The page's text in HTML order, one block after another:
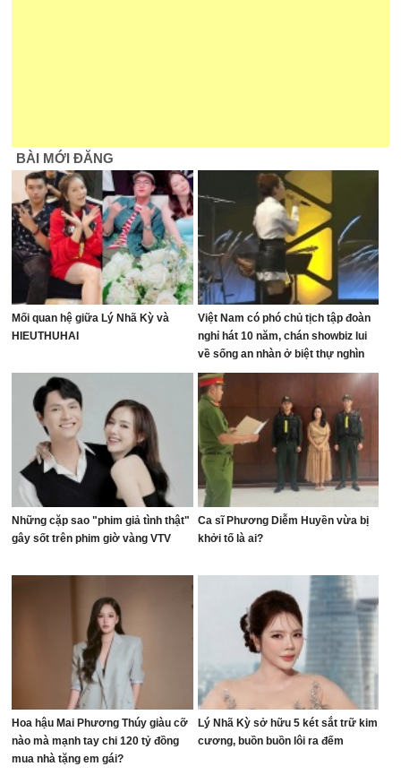
BÀI MỚI ĐĂNG
Mối quan hệ giữa Lý Nhã Kỳ và
HIEUTHUHAI
Việt Nam có phó chủ tịch tập đoàn
nghỉ hát 10 năm, chán showbiz lui
về sống an nhàn ở biệt thự nghìn
mét vuông
Những cặp sao "phim giả tình thật"
gây sốt trên phim giờ vàng VTV
Ca sĩ Phương Diễm Huyền vừa bị
khởi tố là ai?
Hoa hậu Mai Phương Thúy giàu cỡ
nào mà mạnh tay chi 120 tỷ đồng
mua nhà tặng em gái?
Lý Nhã Kỳ sở hữu 5 két sắt trữ kim
cương, buồn buồn lôi ra đếm